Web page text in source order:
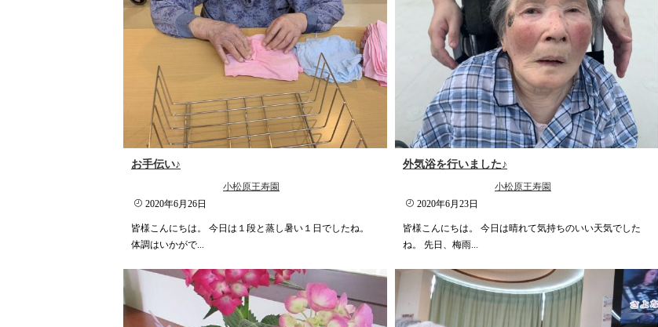
お手伝い♪
小松原王寿園
2020年6月26日
皆様こんにちは。 今日は１段と蒸し暑い１日でしたね。
体調はいかがで...
外気浴を行いました♪
小松原王寿園
2020年6月23日
皆様こんにちは。 今日は晴れて気持ちのいい天気でした
ね。 先日、梅雨...